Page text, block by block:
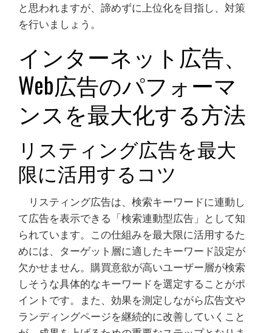
と思われますが、諦めずに上位化を目指し、対策
を行いましょう。
インターネット広告、
Web広告のパフォーマ
ンスを最大化する方法
リスティング広告を最大
限に活用するコツ
リスティング広告は、検索キーワードに連動し
て広告を表示できる「検索連動型広告」として知
られています。この仕組みを最大限に活用するた
めには、ターゲット層に適したキーワード設定が
欠かせません。購買意欲が高いユーザー層が検索
しそうな具体的なキーワードを選定することがポ
イントです。また、効果を測定しながら広告文や
ランディングページを継続的に改善していくこと